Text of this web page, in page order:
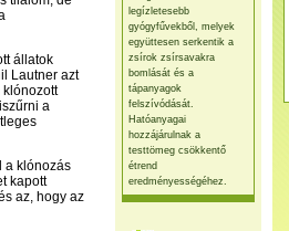
legízletesebb
gyógyfűvekből, melyek
együttesen serkentik a
zsírok zsírsavakra
bomlását és a
tápanyagok
felszívódását.
Hatóanyagai
hozzájárulnak a
testtömeg csökkentő
étrend
eredményességéhez.
állatok
Lautner azt
a
a klónozás
kapott
az, hogy az